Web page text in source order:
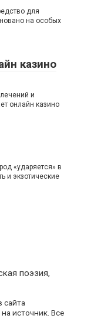
для
на особых
казино
и
онлайн казино
«ударяется» в
и экзотические
поэзия,
сайта
источник. Все